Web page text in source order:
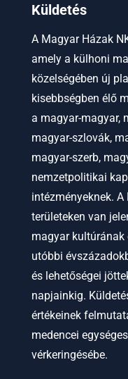
Küldetés
A Magyar Házak
amely a külhoni
közelségében új
kisebbségben élő
a magyar-magyar,
magyar-szlovák,
magyar-szerb,
nemzetpolitikai
intézményeknek. A
területeken van
magyar kultúrának
utóbbi
és lehetőségei
napjainkig.
értékeinek
medencei
vérkeringésébe.